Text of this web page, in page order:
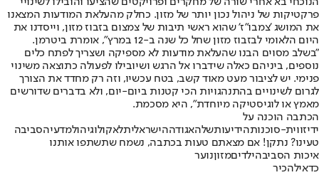
פרקטיקות של ניהול נכון יותר של מזון. כחלק מהעלאת המודעות המצאנו
את המושג 'צמבו"ז' שהוא ראשי תיבות של צמצום בזבוז מזון, וייסדנו את
היום הלאומי לבזבוז מזון שחל כל שנה ב-12 במרץ", אומרת ביטרמן.
"בשלב מסוים הבנו שהעלאת מודעות לא מספיקה ושצריך לפתח כלים
נוספים, ביניהם כאלה שידברו אל הרגש ושיובילו לפעולה כתוצאה משינוי
פנימי. יש לציבור מעט מאוד קשב, בטח עכשיו, וזה רק מחדד את הצורך
לגרום לשינויים בהתנהגויות הכי קטנות ביום-יום, ולא בדברים שדורשים
מאמץ או לוגיסטיקה מיוחדת", היא מסכמת.
הכתבה הוכנה על
ידיזווית-סוכנותהידיעותשלהאגודההישראליתלאקולוגיהולמדעיהסביבה
טעינו? נתקן! אם מצאתם טעות בכתבה, נשמח שתשתפו אותנו
איכות הסביבהילדיםמזוןנוער
כדאילהכיר